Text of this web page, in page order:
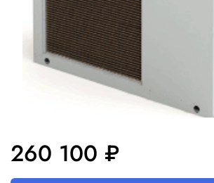
260 100 ₽